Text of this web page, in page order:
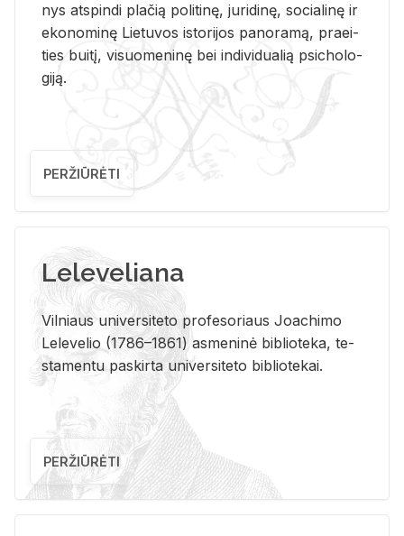
nys at­spin­di pla­čią po­li­ti­nę, ju­ri­di­nę, so­cia­li­nę ir
eko­no­mi­nę Lie­tu­vos is­to­ri­jos pa­no­ra­mą, pra­ei­
ties bui­tį, vi­suo­me­ni­nę bei in­di­vi­dua­lią psi­cho­lo­
gi­ją.
PERŽIŪRĖTI
Leleveliana
Vil­niaus uni­ver­si­te­to pro­fe­so­riaus Jo­a­chi­mo
Le­le­ve­lio (1786–1861) as­me­ni­nė bi­b­lio­te­ka, te­
sta­men­tu pa­skir­ta uni­ver­si­te­to bi­b­lio­te­kai.
PERŽIŪRĖTI